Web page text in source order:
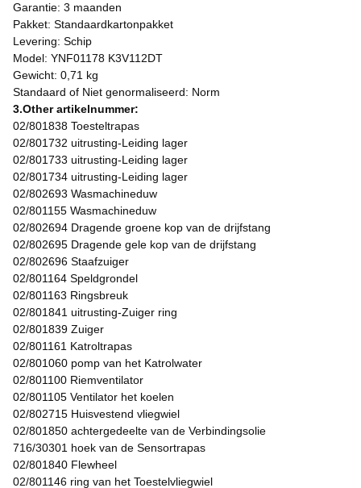
Garantie: 3 maanden
Pakket: Standaardkartonpakket
Levering: Schip
Model: YNF01178 K3V112DT
Gewicht: 0,71 kg
Standaard of Niet genormaliseerd: Norm
3.Other artikelnummer:
02/801838 Toesteltrapas
02/801732 uitrusting-Leiding lager
02/801733 uitrusting-Leiding lager
02/801734 uitrusting-Leiding lager
02/802693 Wasmachineduw
02/801155 Wasmachineduw
02/802694 Dragende groene kop van de drijfstang
02/802695 Dragende gele kop van de drijfstang
02/802696 Staafzuiger
02/801164 Speldgrondel
02/801163 Ringsbreuk
02/801841 uitrusting-Zuiger ring
02/801839 Zuiger
02/801161 Katroltrapas
02/801060 pomp van het Katrolwater
02/801100 Riemventilator
02/801105 Ventilator het koelen
02/802715 Huisvestend vliegwiel
02/801850 achtergedeelte van de Verbindingsolie
716/30301 hoek van de Sensortrapas
02/801840 Flewheel
02/801146 ring van het Toestelvliegwiel